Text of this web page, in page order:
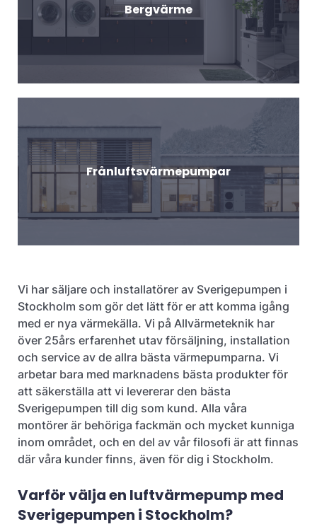
Bergvärme
Frånluftsvärmepumpar
Vi har säljare och installatörer av Sverigepumpen i
Stockholm som gör det lätt för er att komma igång
med er nya värmekälla. Vi på Allvärmeteknik har
över 25års erfarenhet utav försäljning, installation
och service av de allra bästa värmepumparna. Vi
arbetar bara med marknadens bästa produkter för
att säkerställa att vi levererar den bästa
Sverigepumpen till dig som kund. Alla våra
montörer är behöriga fackmän och mycket kunniga
inom området, och en del av vår filosofi är att finnas
där våra kunder finns, även för dig i Stockholm.
Varför välja en luftvärmepump med
Sverigepumpen i Stockholm?